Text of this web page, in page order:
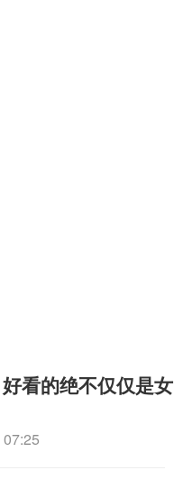
看的绝不仅仅是女